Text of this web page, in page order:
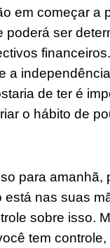
em começar a
poderá ser
a
de ter é
o hábito de
para amanhã,
está nas suas
sobre isso.
tem